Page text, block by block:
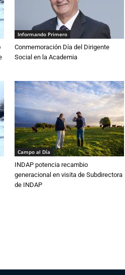
Informando Primero
Conmemoración Día del Dirigente
Social en la Academia
Campo al Día
INDAP potencia recambio
generacional en visita de Subdirectora
de INDAP